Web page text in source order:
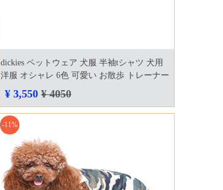
dickies ペットウェア 犬服 半袖tシャツ 犬用
洋服 オシャレ 6色 可愛い お散歩 トレーナー
ディッキーズ 服 夏 薄手 通気性 ブランドド
ッグウェア ファッション 人気 bigロゴ
¥ 3,550 ¥ 4050
-11%